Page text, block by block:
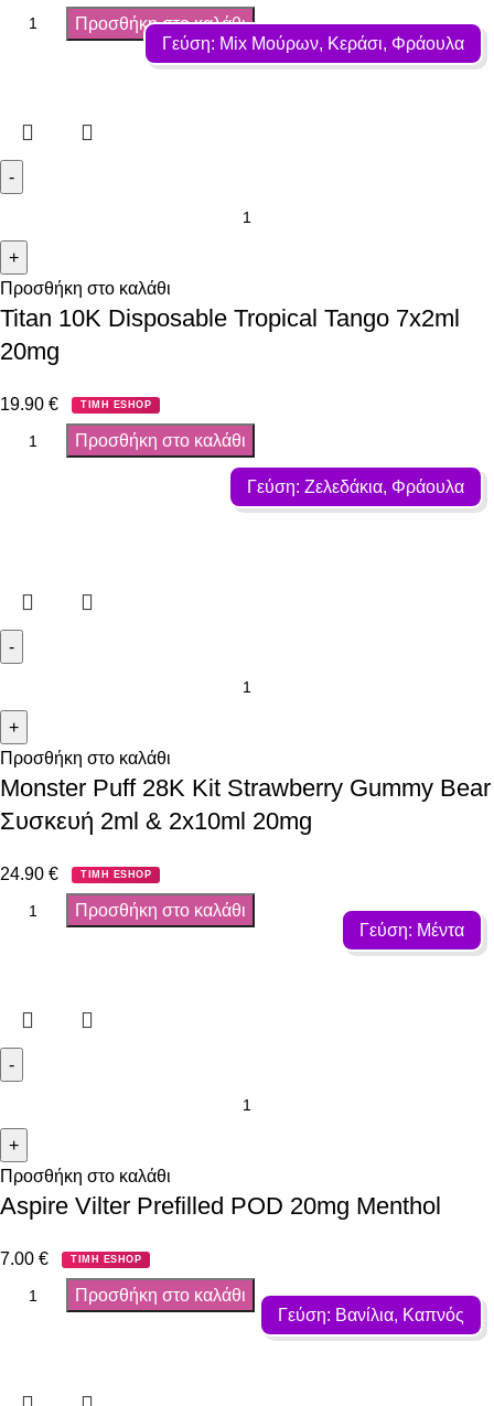
Προσθήκη στο καλάθι
Γεύση: Mix Μούρων, Κεράσι, Φράουλα
Προσθήκη στο καλάθι
Titan 10K Disposable Tropical Tango 7x2ml
20mg
19.90 € ΤΙΜΗ ESHOP
Προσθήκη στο καλάθι
Γεύση: Ζελεδάκια, Φράουλα
Προσθήκη στο καλάθι
Monster Puff 28K Kit Strawberry Gummy Bear
Συσκευή 2ml & 2x10ml 20mg
24.90 € ΤΙΜΗ ESHOP
Προσθήκη στο καλάθι
Γεύση: Μέντα
Προσθήκη στο καλάθι
Aspire Vilter Prefilled POD 20mg Menthol
7.00 € ΤΙΜΗ ESHOP
Προσθήκη στο καλάθι
Γεύση: Βανίλια, Καπνός